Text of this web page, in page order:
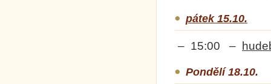
pátek 15.10.
– 15:00 –
Pondělí 18.10.